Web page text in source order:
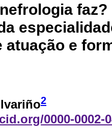
atuação e
2
0000-0002-